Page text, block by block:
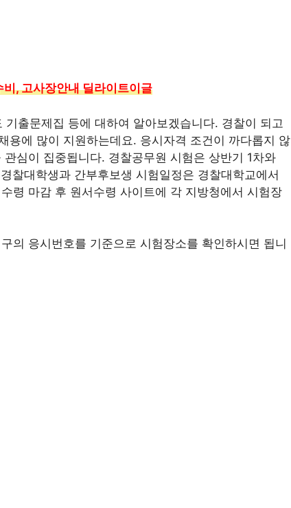
, 고사장안내 딜라이트이글
출문제집 등에 대하여 알아보겠습니다. 경찰이 되고
용에 많이 지원하는데요. 응시자격 조건이 까다롭지 않
심이 집중됩니다. 경찰공무원 시험은 상반기 1차와
찰대학생과 간부후보생 시험일정은 경찰대학교에서
령 마감 후 원서수령 사이트에 각 지방청에서 시험장
의 응시번호를 기준으로 시험장소를 확인하시면 됩니